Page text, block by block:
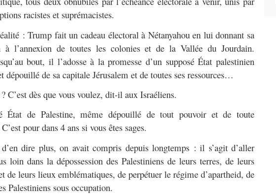
racistes et suprémacistes.
: Trump fait un cadeau électoral à Nétanyahou en lui donnant sa
à l’annexion de toutes les colonies et de la Vallée du Jourdain.
bout, il l’adosse à la promesse d’un supposé État palestinien
dépouillé de sa capitale Jérusalem et de toutes ses ressources…
C’est dès que vous voulez, dit-il aux Israéliens.
État de Palestine, même dépouillé de tout pouvoir et de toute
pour dans 4 ans si vous êtes sages.
d’en dire plus, on avait compris depuis longtemps : il s’agit d’aller
loin dans la dépossession des Palestiniens de leurs terres, de leurs
de leurs lieux emblématiques, de perpétuer le régime d’apartheid, de
Palestiniens sous occupation.